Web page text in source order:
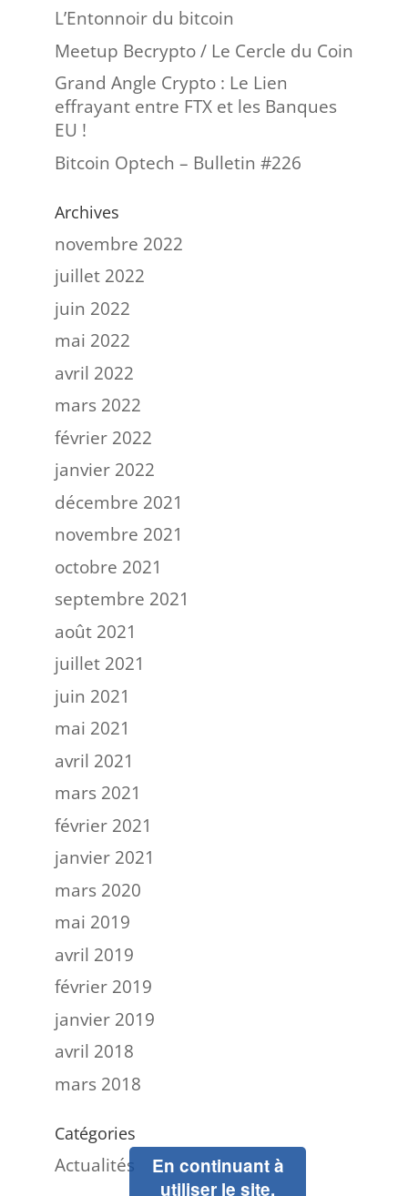
L’Entonnoir du bitcoin
Meetup Becrypto / Le Cercle du Coin
Grand Angle Crypto : Le Lien
effrayant entre FTX et les Banques
EU !
Bitcoin Optech – Bulletin #226
Archives
novembre 2022
juillet 2022
juin 2022
mai 2022
avril 2022
mars 2022
février 2022
janvier 2022
décembre 2021
novembre 2021
octobre 2021
septembre 2021
août 2021
juillet 2021
juin 2021
mai 2021
avril 2021
mars 2021
février 2021
janvier 2021
mars 2020
mai 2019
avril 2019
février 2019
janvier 2019
avril 2018
mars 2018
Catégories
Actualités
En continuant à
utiliser le site,